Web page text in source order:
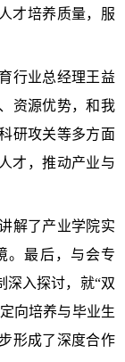
才培养质量，服
行业总经理王益
资源优势，和我
研攻关等多方面
才，推动产业与
解了产业学院实
。最后， 与会专
深入探讨，就“双
向培养与毕业生
形成了深度合作